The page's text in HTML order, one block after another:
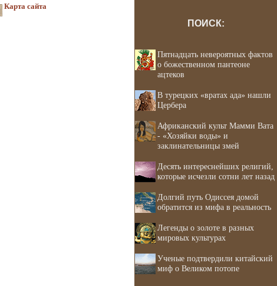
Карта сайта
ПОИСК:
Пятнадцать невероятных фактов
о божественном пантеоне
ацтеков
В турецких «вратах ада» нашли
Цербера
Африканский культ Мамми Вата
- «Хозяйки воды» и
заклинательницы змей
Десять интереснейших религий,
которые исчезли сотни лет назад
Долгий путь Одиссея домой
обратится из мифа в реальность
Легенды о золоте в разных
мировых культурах
Ученые подтвердили китайский
миф о Великом потопе